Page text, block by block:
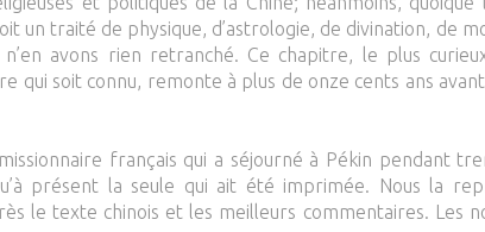
un traité de physique, d’astrologie, de divination, de
avons rien retranché. Ce chapitre, le plus
qui soit connu, remonte à plus de onze cents ans
français qui a séjourné à Pékin pendant
présent la seule qui ait été imprimée. Nous la
le texte chinois et les meilleurs commentaires. Les